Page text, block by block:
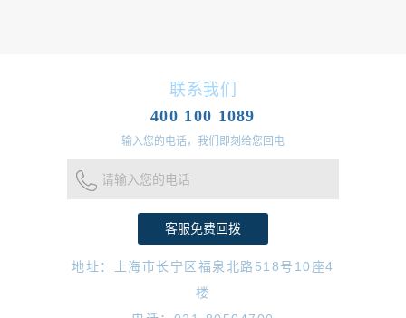
联系我们
400 100 1089
输入您的电话，我们即刻给您回电
请输入您的电话
地址：上海市长宁区福泉北路518号10座4
楼